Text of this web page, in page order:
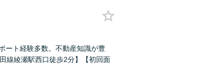
ート経験多数。不動産知識が豊
線綾瀬駅西口徒歩2分】【初回面